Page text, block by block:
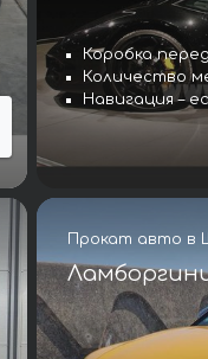
Коробка
Количество
Навигация –
Прокат авто в
Ламборгини